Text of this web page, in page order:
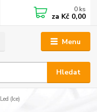
Menu
Hledat
0 ks
za Kč 0,00
(Ice)